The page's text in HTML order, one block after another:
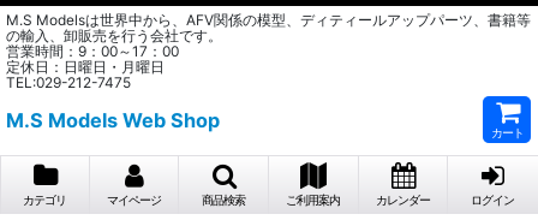
M.S Modelsは世界中から、AFV関係の模型、ディティールアップパーツ、書籍等
の輸入、卸販売を行う会社です。
営業時間：9：00～17：00
定休日：日曜日・月曜日
TEL:029-212-7475
M.S Models Web Shop
カート
カテゴリ マイページ 商品検索 ご利用案内 カレンダー ログイン